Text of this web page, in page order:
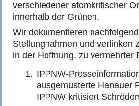
verschiedener atomkritischer
innerhalb der Grünen.
Wir dokumentieren
Stellungnahmen und verlinken
in der Hoffnung, zu vermehrter
IPPNW-
ausgemusterte Hanauer
IPPNW kritisiert